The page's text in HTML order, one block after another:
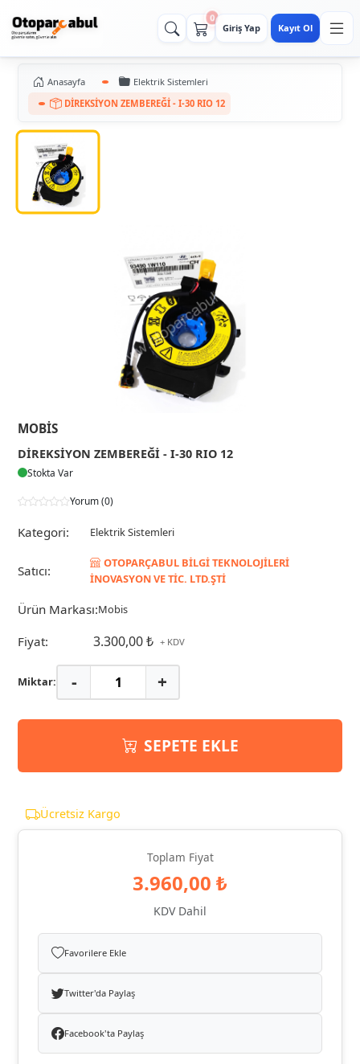
0
Giriş Yap Kayıt Ol
Anasayfa
Elektrik Sistemleri
DİREKSİYON ZEMBEREĞİ - I-30 RIO 12
MOBIS
DİREKSİYON ZEMBEREĞİ - I-30 RIO 12
Stokta Var
Yorum (0)
Kategori: Elektrik Sistemleri
Satıcı:
OTOPARÇABUL BİLGİ TEKNOLOJİLERİ
İNOVASYON VE TİC. LTD.ŞTİ
Ürün Markası:Mobis
Fiyat: 3.300,00 ₺ + KDV
Miktar: - +
SEPETE EKLE
Ücretsiz Kargo
Toplam Fiyat
3.960,00 ₺
KDV Dahil
Favorilere Ekle
Twitter'da Paylaş
Facebook'ta Paylaş